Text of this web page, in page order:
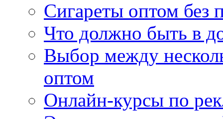
Сигареты оптом без
Что должно быть в
Выбор между
оптом
Онлайн-курсы по